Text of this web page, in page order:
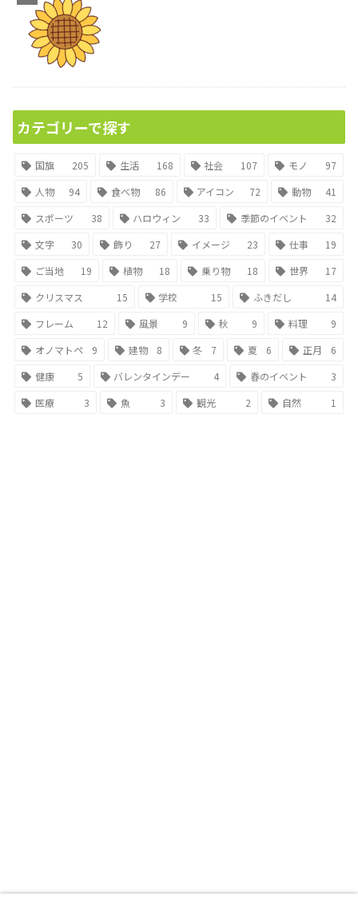
カテゴリーで探す
国旗 205 生活 168 社会 107 モノ
97
人物
94 食べ物 86 アイコン 72 動物
41
スポーツ
38 ハロウィン 33 季節のイベント
32
文字
30 飾り 27 イメージ 23 仕事
19
ご当地
19 植物 18 乗り物 18 世界
17
クリスマス
15 学校 15 ふきだし
14
フレーム
12 風景 9 秋 9 料理
9
オノマトペ
9 建物 8 冬 7 夏 6 正月
6
健康
5 バレンタインデー 4 春のイベント
3
医療
3 魚 3 観光 2 自然 1